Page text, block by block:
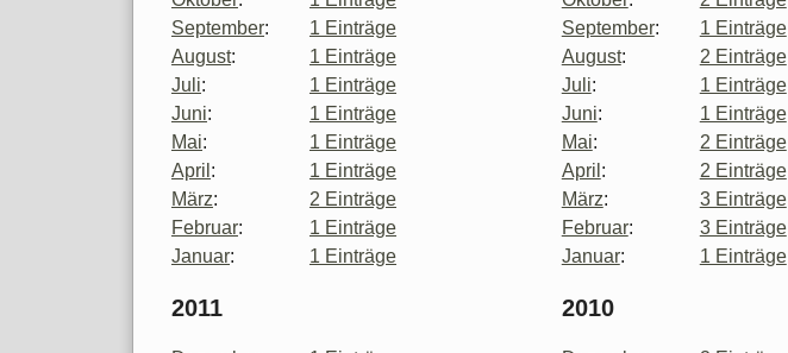
September:
1 Einträge
August:
1 Einträge
Juli:
1 Einträge
Juni:
1 Einträge
Mai:
1 Einträge
April :
1 Einträge
März:
2 Einträge
Februar:
1 Einträge
Januar: 1 Einträge
September:
1 Einträge
August:
2 Einträge
Juli:
1 Einträge
Juni:
1 Einträge
Mai:
2 Einträge
April :
2 Einträge
März:
3 Einträge
Februar:
3 Einträge
Januar: 1 Einträge
2011 2010